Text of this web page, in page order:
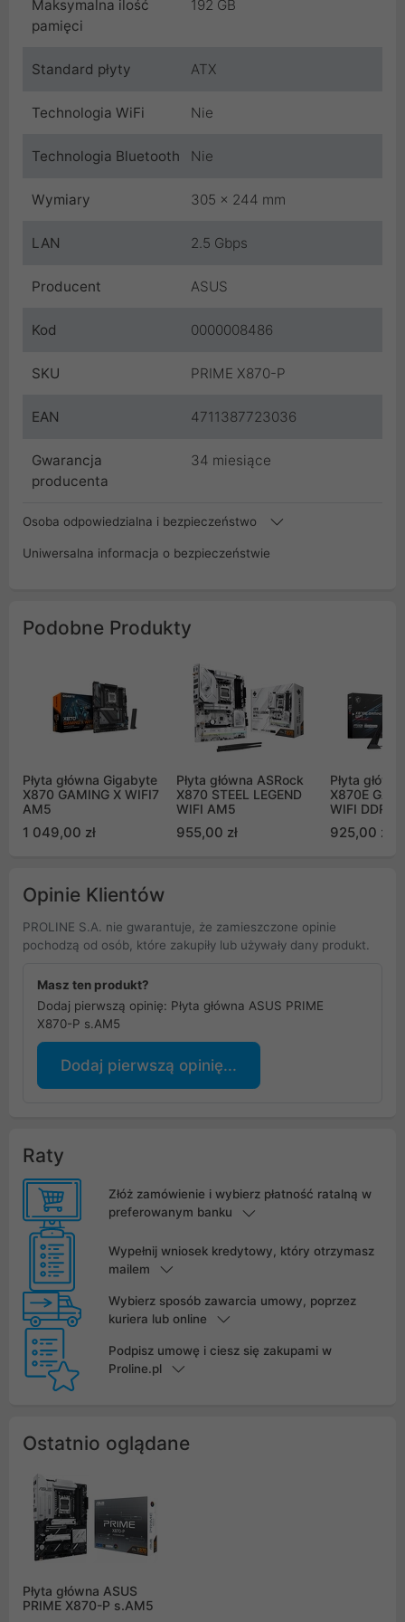
Maksymalna ilość
pamięci
192 GB
Standard płyty ATX
Technologia WiFi Nie
Technologia Bluetooth Nie
Wymiary 305 x 244 mm
LAN 2.5 Gbps
Producent ASUS
Kod 0000008486
SKU PRIME X870-P
EAN 4711387723036
Gwarancja
producenta
34 miesiące
Osoba odpowiedzialna i bezpieczeństwo
Uniwersalna informacja o bezpieczeństwie
Podobne Produkty
Płyta główna Gigabyte
X870 GAMING X WIFI7
AM5
1 049,00 zł
Płyta główna ASRock
X870 STEEL LEGEND
WIFI AM5
955,00 zł
Płyta
X870E
WIFI DDR5
925,00 zł
Opinie Klientów
PROLINE S.A. nie gwarantuje, że zamieszczone opinie
pochodzą od osób, które zakupiły lub używały dany produkt.
Masz ten produkt?
Dodaj pierwszą opinię: Płyta główna ASUS PRIME
X870-P s.AM5
Dodaj pierwszą opinię...
Raty
Złóż zamówienie i wybierz płatność ratalną w
preferowanym banku
Wypełnij wniosek kredytowy, który otrzymasz
mailem
Wybierz sposób zawarcia umowy, poprzez
kuriera lub online
Podpisz umowę i ciesz się zakupami w
Proline.pl
Ostatnio oglądane
Płyta główna ASUS
PRIME X870-P s.AM5